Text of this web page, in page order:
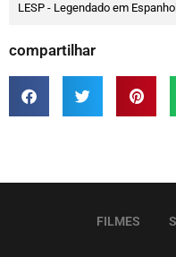
LESP - Legendado em Espanhol
compartilhar
FILMES